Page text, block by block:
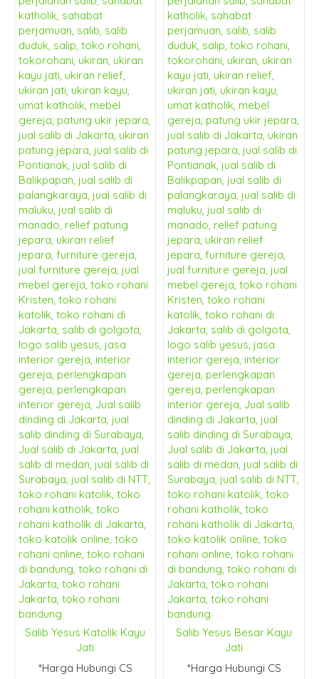
Salib Yesus Besar Kayu
Jati
*Harga Hubungi CS
Salib Yesus Katolik Kayu
Jati
*Harga Hubungi CS